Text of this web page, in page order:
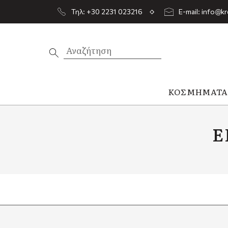
Τηλ: +30 2231 023216 E-mail:
ΚΟΣΜΉΜΑΤΑ